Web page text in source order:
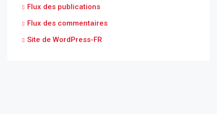
Flux des publications
Flux des commentaires
Site de WordPress-FR